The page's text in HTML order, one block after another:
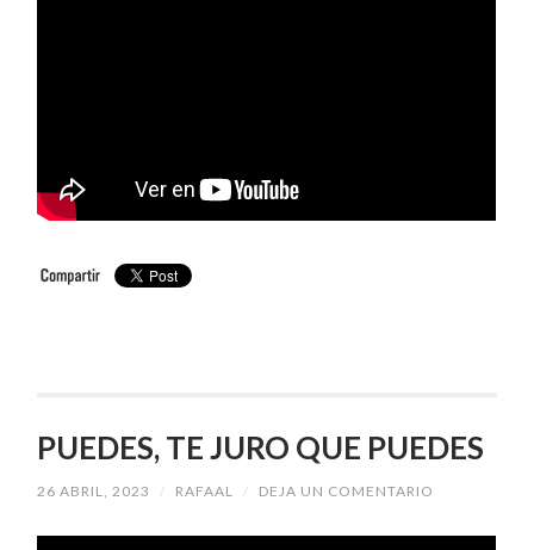
PUEDES, TE JURO QUE PUEDES
26 ABRIL, 2023 / RAFAAL / DEJA UN COMENTARIO